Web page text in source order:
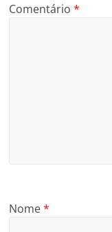
Comentário*
Nome*